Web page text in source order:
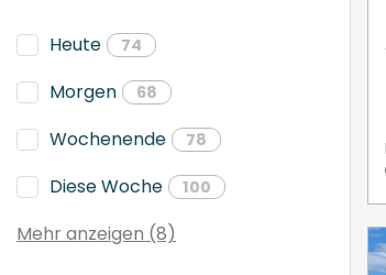
Heute 74
Morgen 68
Wochenende 78
Diese Woche 100
Mehr anzeigen (8)